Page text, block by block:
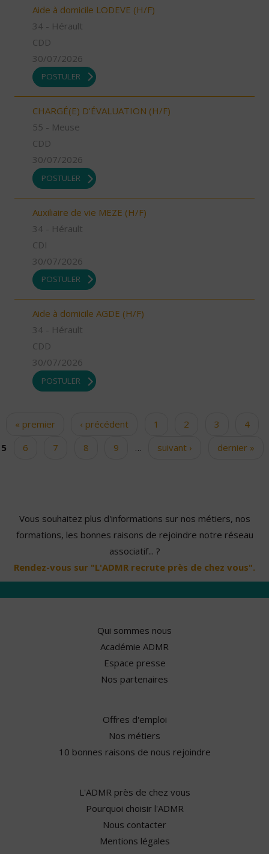
Aide à domicile LODEVE (H/F)
34 - Hérault
CDD
30/07/2026
POSTULER
CHARGÉ(E) D'ÉVALUATION (H/F)
55 - Meuse
CDD
30/07/2026
POSTULER
Auxiliaire de vie MEZE (H/F)
34 - Hérault
CDI
30/07/2026
POSTULER
Aide à domicile AGDE (H/F)
34 - Hérault
CDD
30/07/2026
POSTULER
Pages
« premier ‹ précédent 1 2 3
4
5
6 7 8 9 … suivant › dernier »
Vous souhaitez plus d'informations sur nos métiers, nos
formations, les bonnes raisons de rejoindre notre réseau
associatif... ?
Rendez-vous sur "L'ADMR recrute près de chez vous".
Qui sommes nous
Académie ADMR
Espace presse
Nos partenaires
Offres d'emploi
Nos métiers
10 bonnes raisons de nous rejoindre
L'ADMR près de chez vous
Pourquoi choisir l'ADMR
Nous contacter
Mentions légales